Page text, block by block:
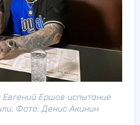
Ершов испытание
Фото: Денис Акинин